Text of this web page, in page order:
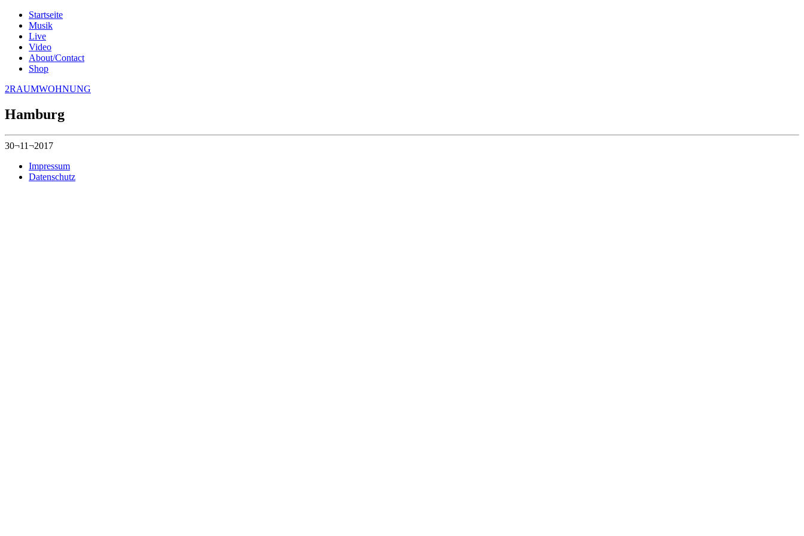
Startseite
Musik
Live
Video
About/Contact
Shop
2RAUMWOHNUNG
Hamburg
30¬11¬2017
Impressum
Datenschutz